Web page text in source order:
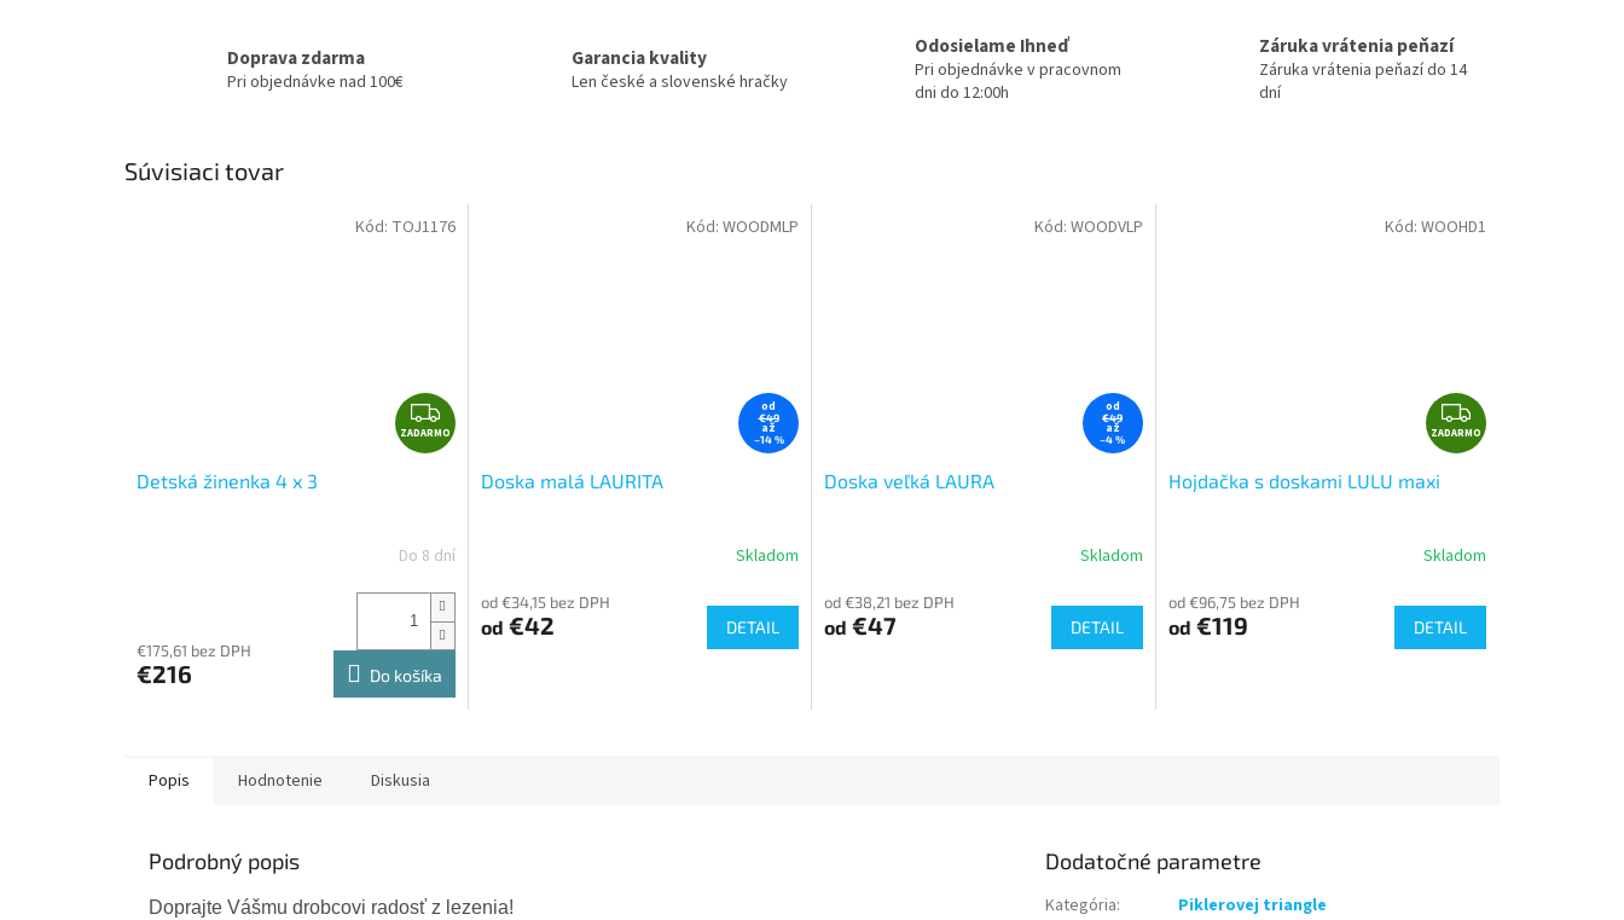
Doprava zdarma
Pri objednávke nad 100€
Garancia kvality
Len české a slovenské hračky
Odosielame Ihneď
Pri objednávke v pracovnom
dni do 12:00h
Záruka vrátenia peňazí
Záruka vrátenia peňazí do 14
dní
Súvisiaci tovar
Z
A
M
O
ZADARMO
Detská žinenka 4 x 3
Do 8 dní
€175,61 bez DPH
€216 Do košíka
Kód: TOJ1176
od
€49
až
–14 %
Doska malá LAURITA
Skladom
od €34,15 bez DPH
od €42 DETAIL
Kód: WOODMLP
od
€49
až
–4 %
Doska veľká LAURA
Skladom
od €38,21 bez DPH
od €47 DETAIL
Kód: WOODVLP
Z
A
M
ZADARMO
Hojdačka s doskami LULU maxi
Skladom
od €96,75 bez DPH
od €119 DETAIL
Kód: WOOHD1
Popis Hodnotenie Diskusia
Podrobný popis
Doprajte Vášmu drobcovi radosť z lezenia!
Dodatočné parametre
Kategória:
Piklerovej triangle